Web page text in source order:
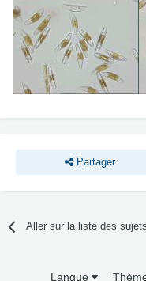
Partager
Aller sur la liste des sujets
Langue